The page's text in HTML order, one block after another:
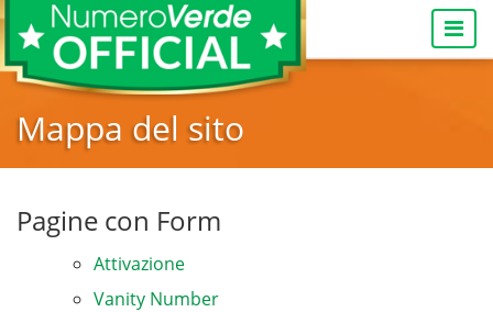
Mappa del sito
Pagine con Form
Attivazione
Vanity Number